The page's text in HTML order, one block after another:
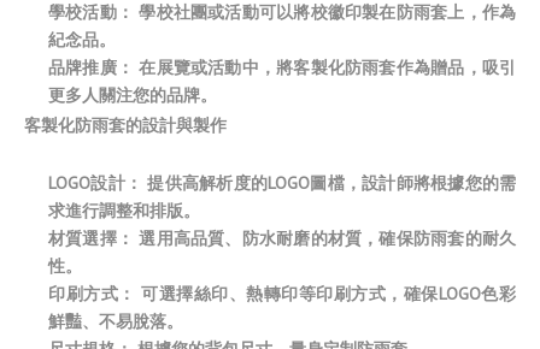
學校活動： 學校社團或活動可以將校徽印製在防雨套上，作為
紀念品。
品牌推廣： 在展覽或活動中，將客製化防雨套作為贈品，吸引
更多人關注您的品牌。
客製化防雨套的設計與製作
LOGO設計： 提供高解析度的LOGO圖檔，設計師將根據您的需
求進行調整和排版。
材質選擇： 選用高品質、防水耐磨的材質，確保防雨套的耐久
性。
印刷方式： 可選擇絲印、熱轉印等印刷方式，確保LOGO色彩
鮮豔、不易脫落。